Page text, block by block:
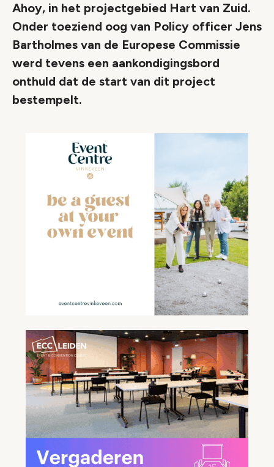
Ahoy, in het projectgebied Hart van Zuid.
Onder toeziend oog van Policy officer Jens
Bartholmes van de Europese Commissie
werd tevens een aankondigingsbord
onthuld dat de start van dit project
bestempelt.